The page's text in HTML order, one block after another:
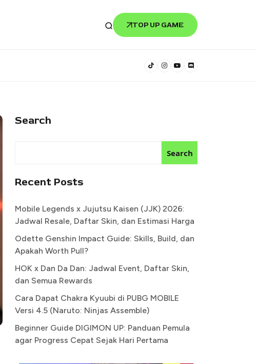
TOP UP GAME
Search
Search
Recent Posts
Mobile Legends x Jujutsu Kaisen (JJK) 2026:
Jadwal Resale, Daftar Skin, dan Estimasi Harga
Odette Genshin Impact Guide: Skills, Build, dan
Apakah Worth Pull?
HOK x Dan Da Dan: Jadwal Event, Daftar Skin,
dan Semua Rewards
Cara Dapat Chakra Kyuubi di PUBG MOBILE
Versi 4.5 (Naruto: Ninjas Assemble)
Beginner Guide DIGIMON UP: Panduan Pemula
agar Progress Cepat Sejak Hari Pertama